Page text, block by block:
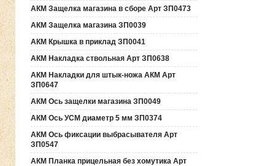
АКМ Защелка магазина в сборе Арт ЗП0473
АКМ Защелка магазина ЗП0039
АКМ Крышка в приклад ЗП0041
АКМ Накладка ствольная Арт ЗП0638
АКМ Накладки для штык-ножа АКМ Арт
ЗП0647
АКМ Ось защелки магазина ЗП0049
АКМ Ось УСМ диаметр 5 мм ЗП0374
АКМ Ось фиксации выбрасывателя Арт
ЗП0547
АКМ Планка прицельная без хомутика Арт